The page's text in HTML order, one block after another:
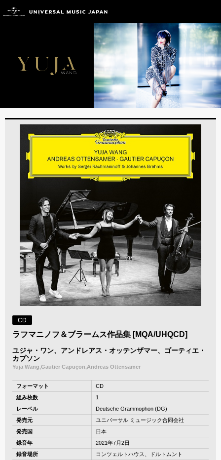
CD
ラフマニノフ＆ブラームス作品集 [MQA/UHQCD]
ユジャ・ワン、アンドレアス・オッテンザマー、ゴーティエ・
カプソン
Yuja Wang,Gautier Capuçon,Andreas Ottensamer
フォーマット
CD
組み枚数
1
レーベル
Deutsche Grammophon (DG)
発売元
ユニバーサル ミュージック合同会社
発売国
日本
録音年
2021年7月2日
録音場所
コンツェルトハウス、ドルトムント